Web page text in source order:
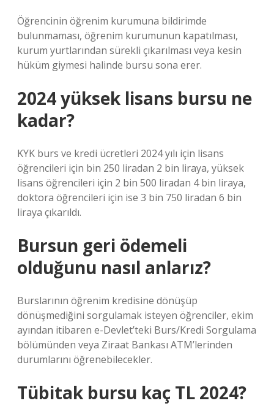
Öğrencinin öğrenim kurumuna bildirimde
bulunmaması, öğrenim kurumunun kapatılması,
kurum yurtlarından sürekli çıkarılması veya kesin
hüküm giymesi halinde bursu sona erer.
2024 yüksek lisans bursu ne
kadar?
KYK burs ve kredi ücretleri 2024 yılı için lisans
öğrencileri için bin 250 liradan 2 bin liraya, yüksek
lisans öğrencileri için 2 bin 500 liradan 4 bin liraya,
doktora öğrencileri için ise 3 bin 750 liradan 6 bin
liraya çıkarıldı.
Bursun geri ödemeli
olduğunu nasıl anlarız?
Burslarının öğrenim kredisine dönüşüp
dönüşmediğini sorgulamak isteyen öğrenciler, ekim
ayından itibaren e-Devlet’teki Burs/Kredi Sorgulama
bölümünden veya Ziraat Bankası ATM’lerinden
durumlarını öğrenebilecekler.
Tübitak bursu kaç TL 2024?